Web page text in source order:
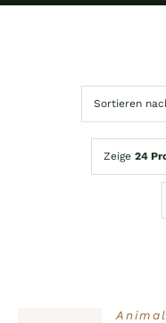
Sortieren
Zeige 24